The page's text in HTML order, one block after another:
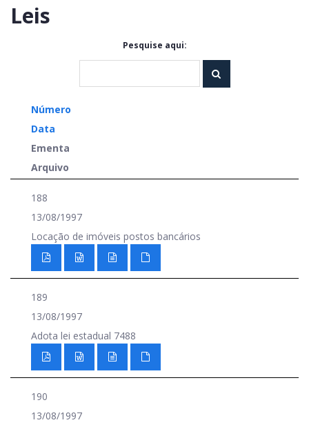
Leis
Pesquise aqui:
Número
Data
Ementa
Arquivo
188
13/08/1997
Locação de imóveis postos bancários
189
13/08/1997
Adota lei estadual 7488
190
13/08/1997